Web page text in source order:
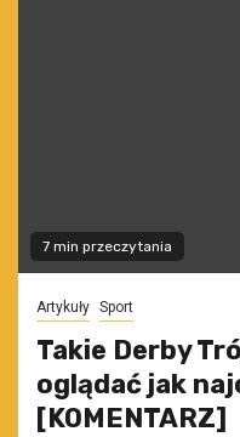
7 min przeczytania
Artykuły Sport
Takie Derby
oglądać jak
[KOMENTARZ]